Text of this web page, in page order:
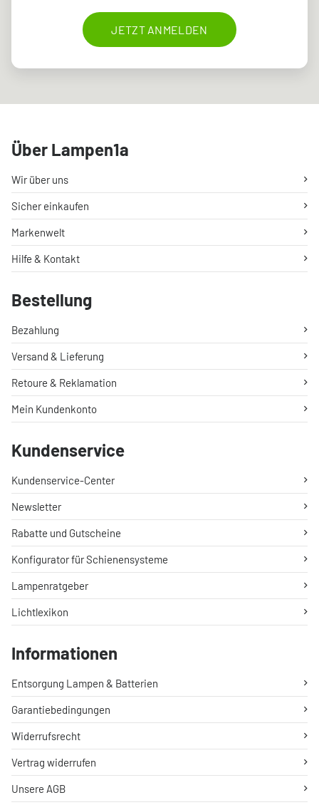
JETZT ANMELDEN
Über Lampen1a
Wir über uns
Sicher einkaufen
Markenwelt
Hilfe & Kontakt
Bestellung
Bezahlung
Versand & Lieferung
Retoure & Reklamation
Mein Kundenkonto
Kundenservice
Kundenservice-Center
Newsletter
Rabatte und Gutscheine
Konfigurator für Schienensysteme
Lampenratgeber
Lichtlexikon
Informationen
Entsorgung Lampen & Batterien
Garantiebedingungen
Widerrufsrecht
Vertrag widerrufen
Unsere AGB